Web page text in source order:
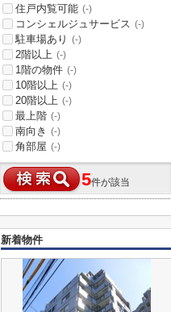
住戸内覧可能 (-)
コンシェルジュサービス (-)
駐車場あり (-)
2階以上 (-)
1階の物件 (-)
10階以上 (-)
20階以上 (-)
最上階 (-)
南向き (-)
角部屋 (-)
5件が該当
新着物件